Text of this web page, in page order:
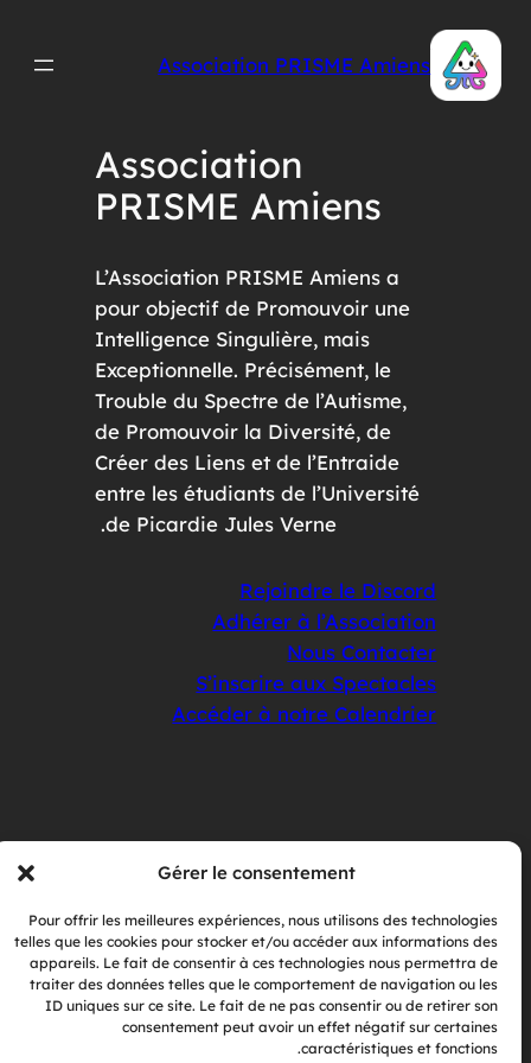
Gérer le consentement
Pour offrir les meilleures expériences, nous utilisons des technologies
telles que les cookies pour stocker et/ou accéder aux informations des
appareils. Le fait de consentir à ces technologies nous permettra de
traiter des données telles que le comportement de navigation ou les
ID uniques sur ce site. Le fait de ne pas consentir ou de retirer son
consentement peut avoir un effet négatif sur certaines
caractéristiques et fonctions.
المحتوى
Association PRISME Amiens
Association
PRISME Amiens
L’Association PRISME Amiens a
pour objectif de Promouvoir une
Intelligence Singulière, mais
Exceptionnelle. Précisément, le
Trouble du Spectre de l’Autisme,
de Promouvoir la Diversité, de
Créer des Liens et de l’Entraide
entre les étudiants de l’Université
de Picardie Jules Verne.
Rejoindre le Discord
Adhérer à l’Association
Nous Contacter
S’inscrire aux Spectacles
Accéder à notre Calendrier
Association PRISME Amiens
Promouvoir une Intelligence Singulière Mais
Exceptionnelle